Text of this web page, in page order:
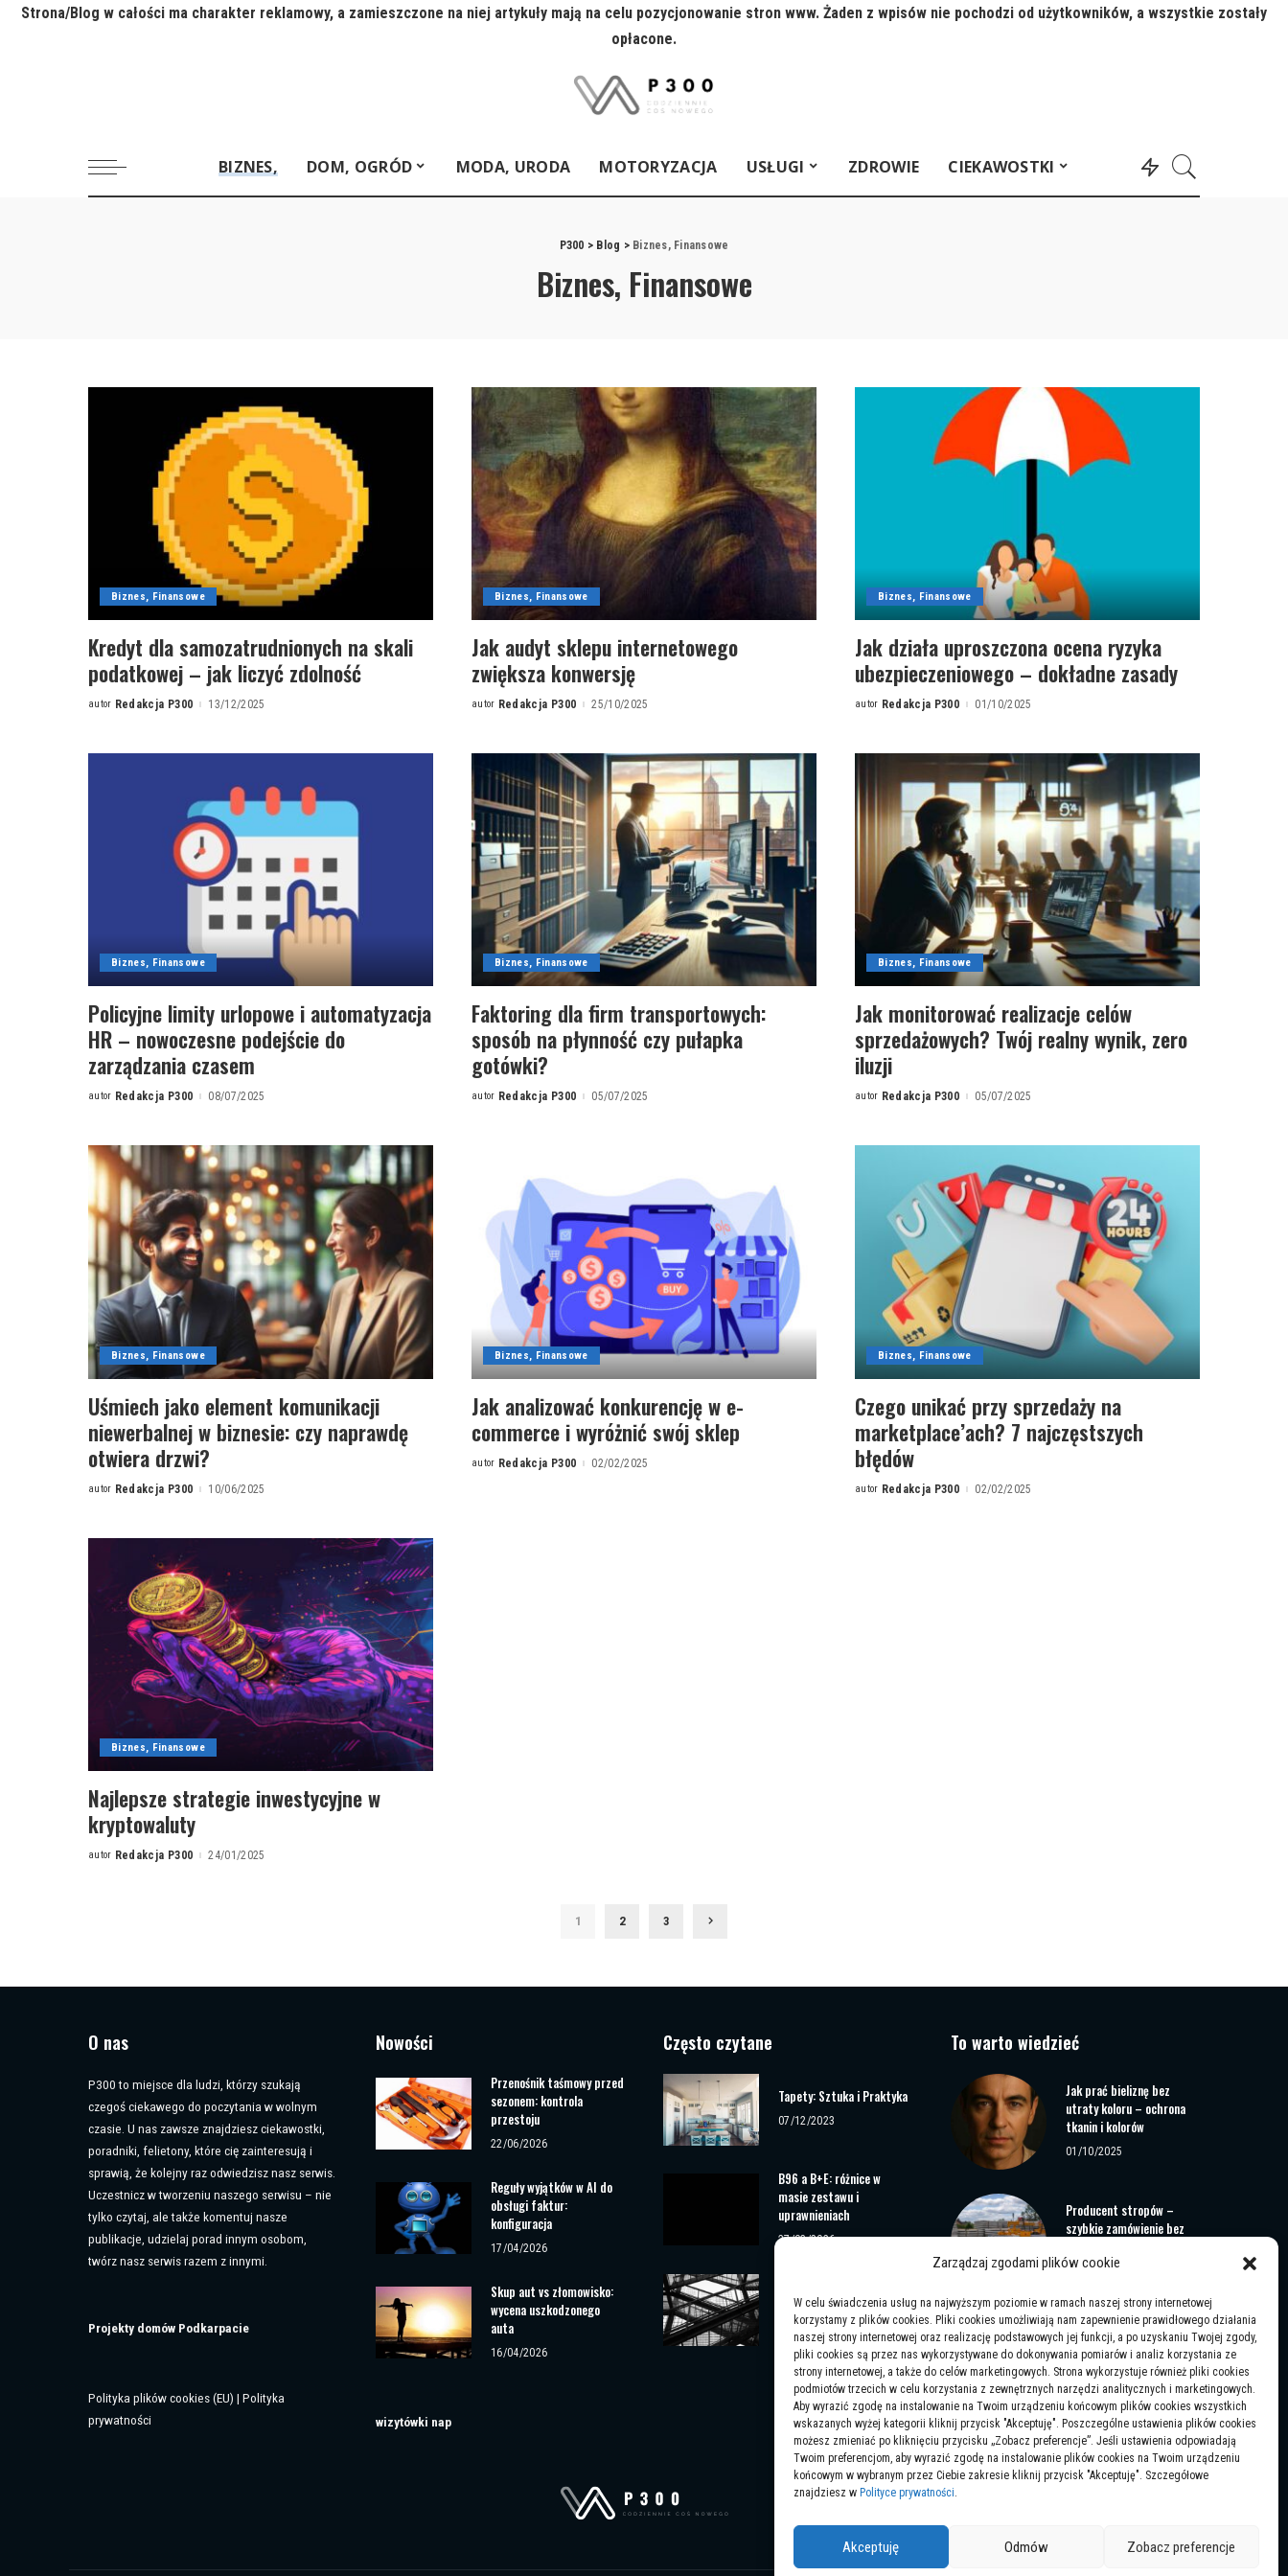
Zarządzaj zgodami plików cookie
W celu świadczenia usług na najwyższym poziomie w ramach naszej strony internetowej
korzystamy z plików cookies. Pliki cookies umożliwiają nam zapewnienie prawidłowego działania
naszej strony internetowej oraz realizację podstawowych jej funkcji, a po uzyskaniu Twojej zgody,
pliki cookies są przez nas wykorzystywane do dokonywania pomiarów i analiz korzystania ze
strony internetowej, a także do celów marketingowych. Strona wykorzystuje również pliki cookies
podmiotów trzecich w celu korzystania z zewnętrznych narzędzi analitycznych i marketingowych.
Aby wyrazić zgodę na instalowanie na Twoim urządzeniu końcowym plików cookies wszystkich
wskazanych wyżej kategorii kliknij przycisk "Akceptuję". Poszczególne ustawienia plików cookies
możesz zmieniać po kliknięciu przycisku „Zobacz preferencje”. Jeśli ustawienia odpowiadają
Twoim preferencjom, aby wyrazić zgodę na instalowanie plików cookies na Twoim urządzeniu
końcowym w wybranym przez Ciebie zakresie kliknij przycisk "Akceptuję". Szczegółowe
znajdziesz w Polityce prywatności.
Akceptuję Odmów Zobacz preferencje
Strona/Blog w całości ma charakter reklamowy, a zamieszczone na niej artykuły mają na celu pozycjonowanie stron www. Żaden z wpisów nie pochodzi od użytkowników, a wszystkie zostały
opłacone.
BIZNES, DOM, OGRÓD MODA, URODA MOTORYZACJA USŁUGI ZDROWIE CIEKAWOSTKI
P300 > Blog > Biznes, Finansowe
Biznes, Finansowe
Biznes, Finansowe
Kredyt dla samozatrudnionych na skali
podatkowej – jak liczyć zdolność
Posted
autor Redakcja P300 13/12/2025
Biznes, Finansowe
Jak audyt sklepu internetowego
zwiększa konwersję
Posted
autor Redakcja P300 25/10/2025
Biznes, Finansowe
Jak działa uproszczona ocena ryzyka
ubezpieczeniowego – dokładne zasady
Posted
autor Redakcja P300 01/10/2025
Biznes, Finansowe
Policyjne limity urlopowe i automatyzacja
HR – nowoczesne podejście do
zarządzania czasem
Posted
autor Redakcja P300 08/07/2025
Biznes, Finansowe
Faktoring dla firm transportowych:
sposób na płynność czy pułapka
gotówki?
Posted
autor Redakcja P300 05/07/2025
Biznes, Finansowe
Jak monitorować realizacje celów
sprzedażowych? Twój realny wynik, zero
iluzji
Posted
autor Redakcja P300 05/07/2025
Biznes, Finansowe
Uśmiech jako element komunikacji
niewerbalnej w biznesie: czy naprawdę
otwiera drzwi?
Posted
autor Redakcja P300 10/06/2025
Biznes, Finansowe
Jak analizować konkurencję w e-
commerce i wyróżnić swój sklep
Posted
autor Redakcja P300 02/02/2025
Biznes, Finansowe
Czego unikać przy sprzedaży na
marketplace’ach? 7 najczęstszych
błędów
Posted
autor Redakcja P300 02/02/2025
Biznes, Finansowe
Najlepsze strategie inwestycyjne w
kryptowaluty
Posted
autor Redakcja P300 24/01/2025
1 2 3
O nas
P300 to miejsce dla ludzi, którzy szukają
czegoś ciekawego do poczytania w wolnym
czasie. U nas zawsze znajdziesz ciekawostki,
poradniki, felietony, które cię zainteresują i
sprawią, że kolejny raz odwiedzisz nasz serwis.
Uczestnicz w tworzeniu naszego serwisu – nie
tylko czytaj, ale także komentuj nasze
publikacje, udzielaj porad innym osobom,
twórz nasz serwis razem z innymi.
Projekty domów Podkarpacie
Polityka plików cookies (EU) | Polityka
prywatności
Nowości
Przenośnik taśmowy przed
sezonem: kontrola
przestoju
22/06/2026
Reguły wyjątków w AI do
obsługi faktur:
konfiguracja
17/04/2026
Skup aut vs złomowisko:
wycena uszkodzonego
auta
16/04/2026
wizytówki nap
Często czytane
Tapety: Sztuka i Praktyka
07/12/2023
B96 a B+E: różnice w
masie zestawu i
uprawnieniach
27/03/2026
drabinach ewakuacyjnych?
03/01/2023
To warto wiedzieć
Jak prać bieliznę bez
utraty koloru – ochrona
tkanin i kolorów
01/10/2025
Producent stropów –
szybkie zamówienie bez
19/01/2025
Jaka muzyka klubowa
pasuje na festiwale letnie
– wybór gatunków i
trendów
22/12/2025